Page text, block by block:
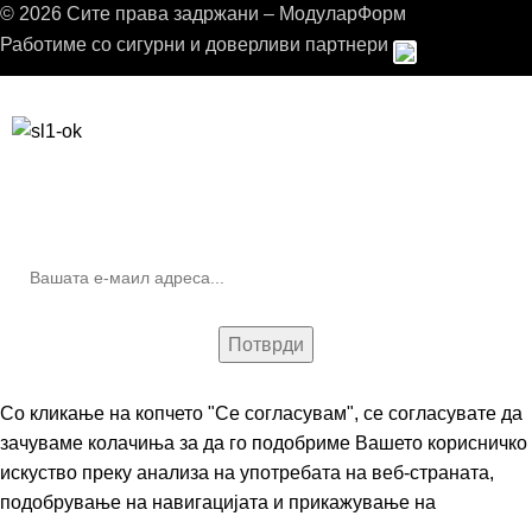
© 2026 Сите права задржани – МодуларФорм
Работиме со сигурни и доверливи партнери
Со кликање на копчето "Се согласувам", се согласувате да
зачуваме колачиња за да го подобриме Вашето корисничко
искуство преку анализа на употребата на веб-страната,
подобрување на навигацијата и прикажување на